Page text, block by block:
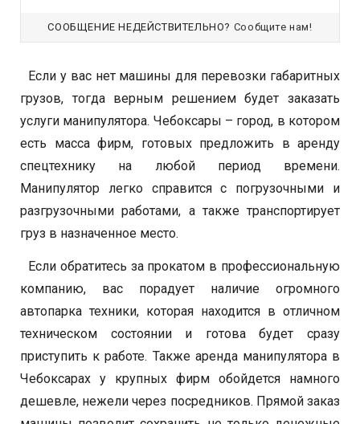
СООБЩЕНИЕ НЕДЕЙСТВИТЕЛЬНО? Сообщите нам!
Если у вас нет машины для перевозки габаритных
грузов, тогда верным решением будет заказать
услуги манипулятора. Чебоксары – город, в котором
есть масса фирм, готовых предложить в аренду
спецтехнику на любой период времени.
Манипулятор легко справится с погрузочными и
разгрузочными работами, а также транспортирует
груз в назначенное место.
Если обратитесь за прокатом в профессиональную
компанию, вас порадует наличие огромного
автопарка техники, которая находится в отличном
техническом состоянии и готова будет сразу
приступить к работе. Также аренда манипулятора в
Чебоксарах у крупных фирм обойдется намного
дешевле, нежели через посредников. Прямой заказ